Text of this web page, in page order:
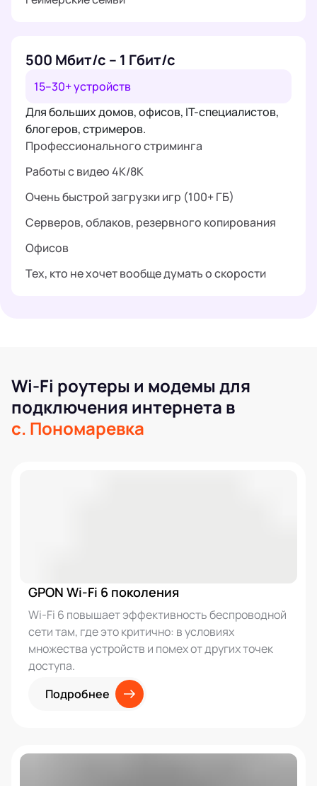
500 Мбит/с – 1 Гбит/с
15–30+ устройств
Для больших домов, офисов, IT-специалистов,
блогеров, стримеров.
Профессионального стриминга
Работы с видео 4K/8K
Очень быстрой загрузки игр (100+ ГБ)
Серверов, облаков, резервного копирования
Офисов
Тех, кто не хочет вообще думать о скорости
Wi-Fi роутеры и модемы для
подключения интернета в
с. Пономаревка
GPON Wi-Fi 6 поколения
Wi-Fi 6 повышает эффективность беспроводной
сети там, где это критично: в условиях
множества устройств и помех от других точек
доступа.
Подробнее